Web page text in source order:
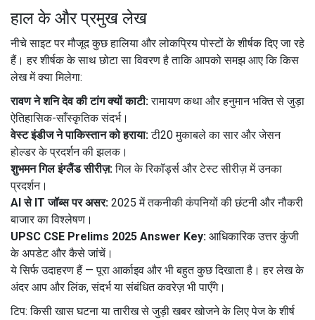
हाल के और प्रमुख लेख
नीचे साइट पर मौजूद कुछ हालिया और लोकप्रिय पोस्टों के शीर्षक दिए जा रहे
हैं। हर शीर्षक के साथ छोटा सा विवरण है ताकि आपको समझ आए कि किस
लेख में क्या मिलेगा:
रावण ने शनि देव की टांग क्यों काटी:रामायण कथा और हनुमान भक्ति से जुड़ा
ऐतिहासिक-साँस्कृतिक संदर्भ।
वेस्ट इंडीज ने पाकिस्तान को हराया:टी20 मुकाबले का सार और जेसन
होल्डर के प्रदर्शन की झलक।
शुभमन गिल इंग्लैंड सीरीज़:गिल के रिकॉर्ड्स और टेस्ट सीरीज़ में उनका
प्रदर्शन।
AI से IT जॉब्स पर असर: 2025 में तकनीकी कंपनियों की छंटनी और नौकरी
बाजार का विश्लेषण।
UPSC CSE Prelims 2025 Answer Key: आधिकारिक उत्तर कुंजी
के अपडेट और कैसे जांचें।
ये सिर्फ उदाहरण हैं — पूरा आर्काइव और भी बहुत कुछ दिखाता है। हर लेख के
अंदर आप और लिंक, संदर्भ या संबंधित कवरेज़ भी पाएँगे।
टिप: किसी खास घटना या तारीख से जुड़ी खबर खोजने के लिए पेज के शीर्ष